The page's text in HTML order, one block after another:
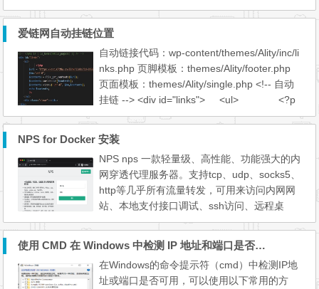
password 3. 设置登陆验证的password为明文
cation password simple huawei 4. 配置登陆
用户的级别为最高级别3(缺省为级别1) [Switc
hA-ui-vty0-4]user privilege level 3 5. ...
爱链网自动挂链位置
自动链接代码：wp-content/themes/Ality/inc/li
nks.php 页脚模板：themes/Ality/footer.php
页面模板：themes/Ality/single.php <!-- 自动
挂链 --> <div id="links"> <ul> <?p
hp $url = "https://asd.0728w.cn/link/link
s?id=29564&url=https://www.haibianshibei.c
om/&type=2&css=样式"; $bm="utf-8";
$contents = file_ge...
NPS for Docker 安装
NPS nps 一款轻量级、高性能、功能强大的内
网穿透代理服务器。支持tcp、udp、socks5、
http等几乎所有流量转发，可用来访问内网网
站、本地支付接口调试、ssh访问、远程桌
面，内网dns解析、内网socks5代理等 ① 搭
106.195.110 的服务器上。下载配置 nps/con
f，将配置放在 /opt/nps/conf 目录下，下面我
们使用 docker 部署 NPS 服务端： # 创建 /op
使用 CMD 在 Windows 中检测 IP 地址和端口是否通畅
在Windows的命令提示符（cmd）中检测IP地
址或端口是否可用，可以使用以下常用的方